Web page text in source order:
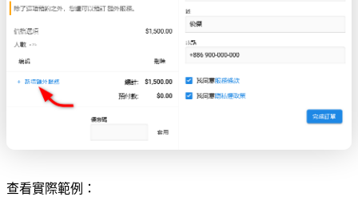
查看實際範例：